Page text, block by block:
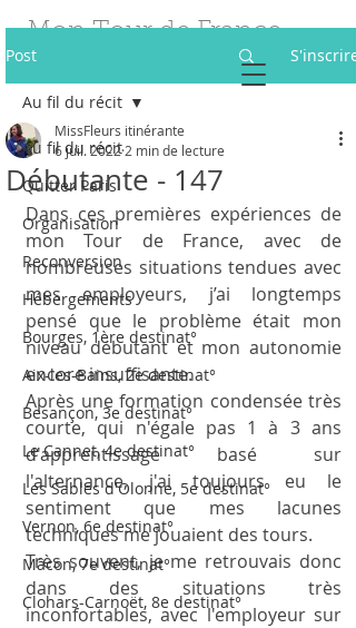
Mon Tour de France
des Fleurs
Post S'inscrire
Au fil du récit
Quitter Paris
Organisation
Reconversion
Hébergements
Bourges, 1ère destinat°
Aix-les-Bains, 2e destinat°
Besançon, 3e destinat°
Le Cannet, 4e destinat°
Les Sables d'Olonne, 5e destinat°
Vernon, 6e destinat°
Mâcon, 7e destinat°
Clohars-Carnoët, 8e destinat°
Au fil du récit
Débutante - 147
MissFleurs itinérante
6 juil. 2022 2 min de lecture
Dans ces premières expériences de
mon Tour de France, avec de
nombreuses situations tendues avec
mes employeurs, j’ai longtemps
pensé que le problème était mon
niveau débutant et mon autonomie
encore insuffisante.
Après une formation condensée très
courte, qui n'égale pas 1 à 3 ans
d'apprentissage basé sur
l'alternance, j'ai toujours eu le
sentiment que mes lacunes
techniques me jouaient des tours.
Très souvent, je me retrouvais donc
dans des situations très
inconfortables, avec l'employeur sur